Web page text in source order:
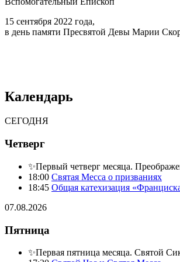
15 сентября 2022 года,
в день памяти Пресвятой Девы Марии
Календарь
СЕГОДНЯ
Четверг
✨Первый четверг месяца.
18:00 Святая Месса о призваниях
18:45 Общая катехизация
07.08.2026
Пятница
✨Первая пятница месяца. Святой